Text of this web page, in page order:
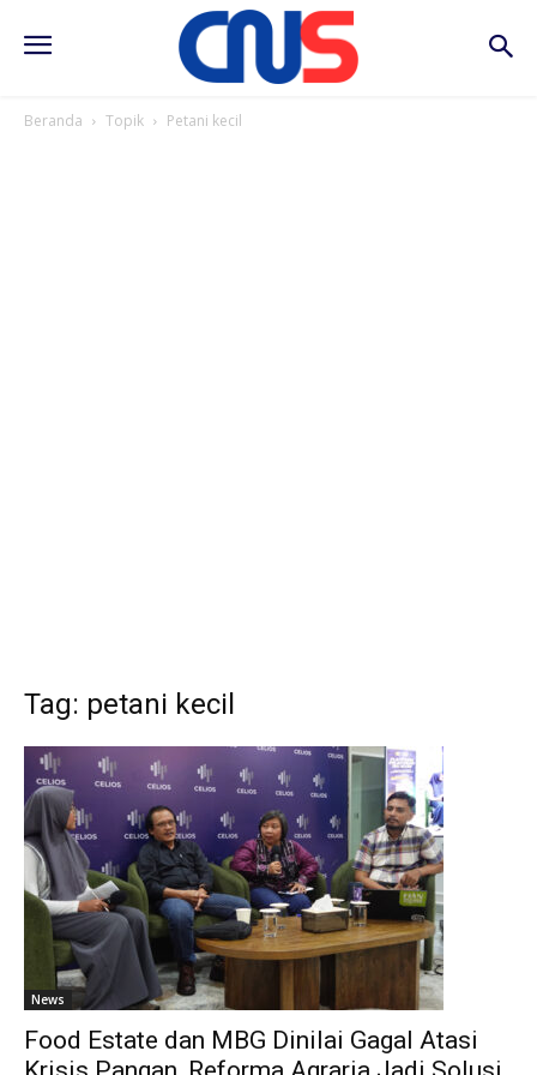
Beranda Topik Petani kecil
Tag: petani kecil
News
Food Estate dan MBG Dinilai Gagal Atasi